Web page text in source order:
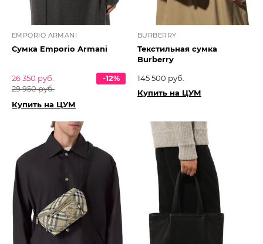
EMPORIO ARMANI
Сумка Emporio Armani
26 350 руб.
29 950 руб.
-12%
Купить на ЦУМ
BURBERRY
Текстильная сумка
Burberry
145 500 руб.
Купить на ЦУМ